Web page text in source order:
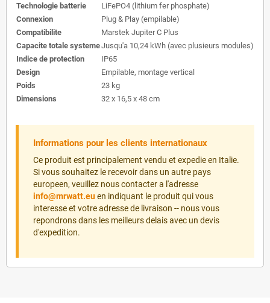
Technologie batterie
LiFePO4 (lithium fer phosphate)
Connexion
Plug & Play (empilable)
Compatibilite
Marstek Jupiter C Plus
Capacite totale systemeJusqu'a 10,24 kWh (avec plusieurs modules)
Indice de protection
IP65
Design
Empilable, montage vertical
Poids
23 kg
Dimensions
32 x 16,5 x 48 cm
Informations pour les clients internationaux
Ce produit est principalement vendu et expedie en Italie.
Si vous souhaitez le recevoir dans un autre pays
europeen, veuillez nous contacter a l'adresse
info@mrwatt.euen indiquant le produit qui vous
interesse et votre adresse de livraison -- nous vous
repondrons dans les meilleurs delais avec un devis
d'expedition.